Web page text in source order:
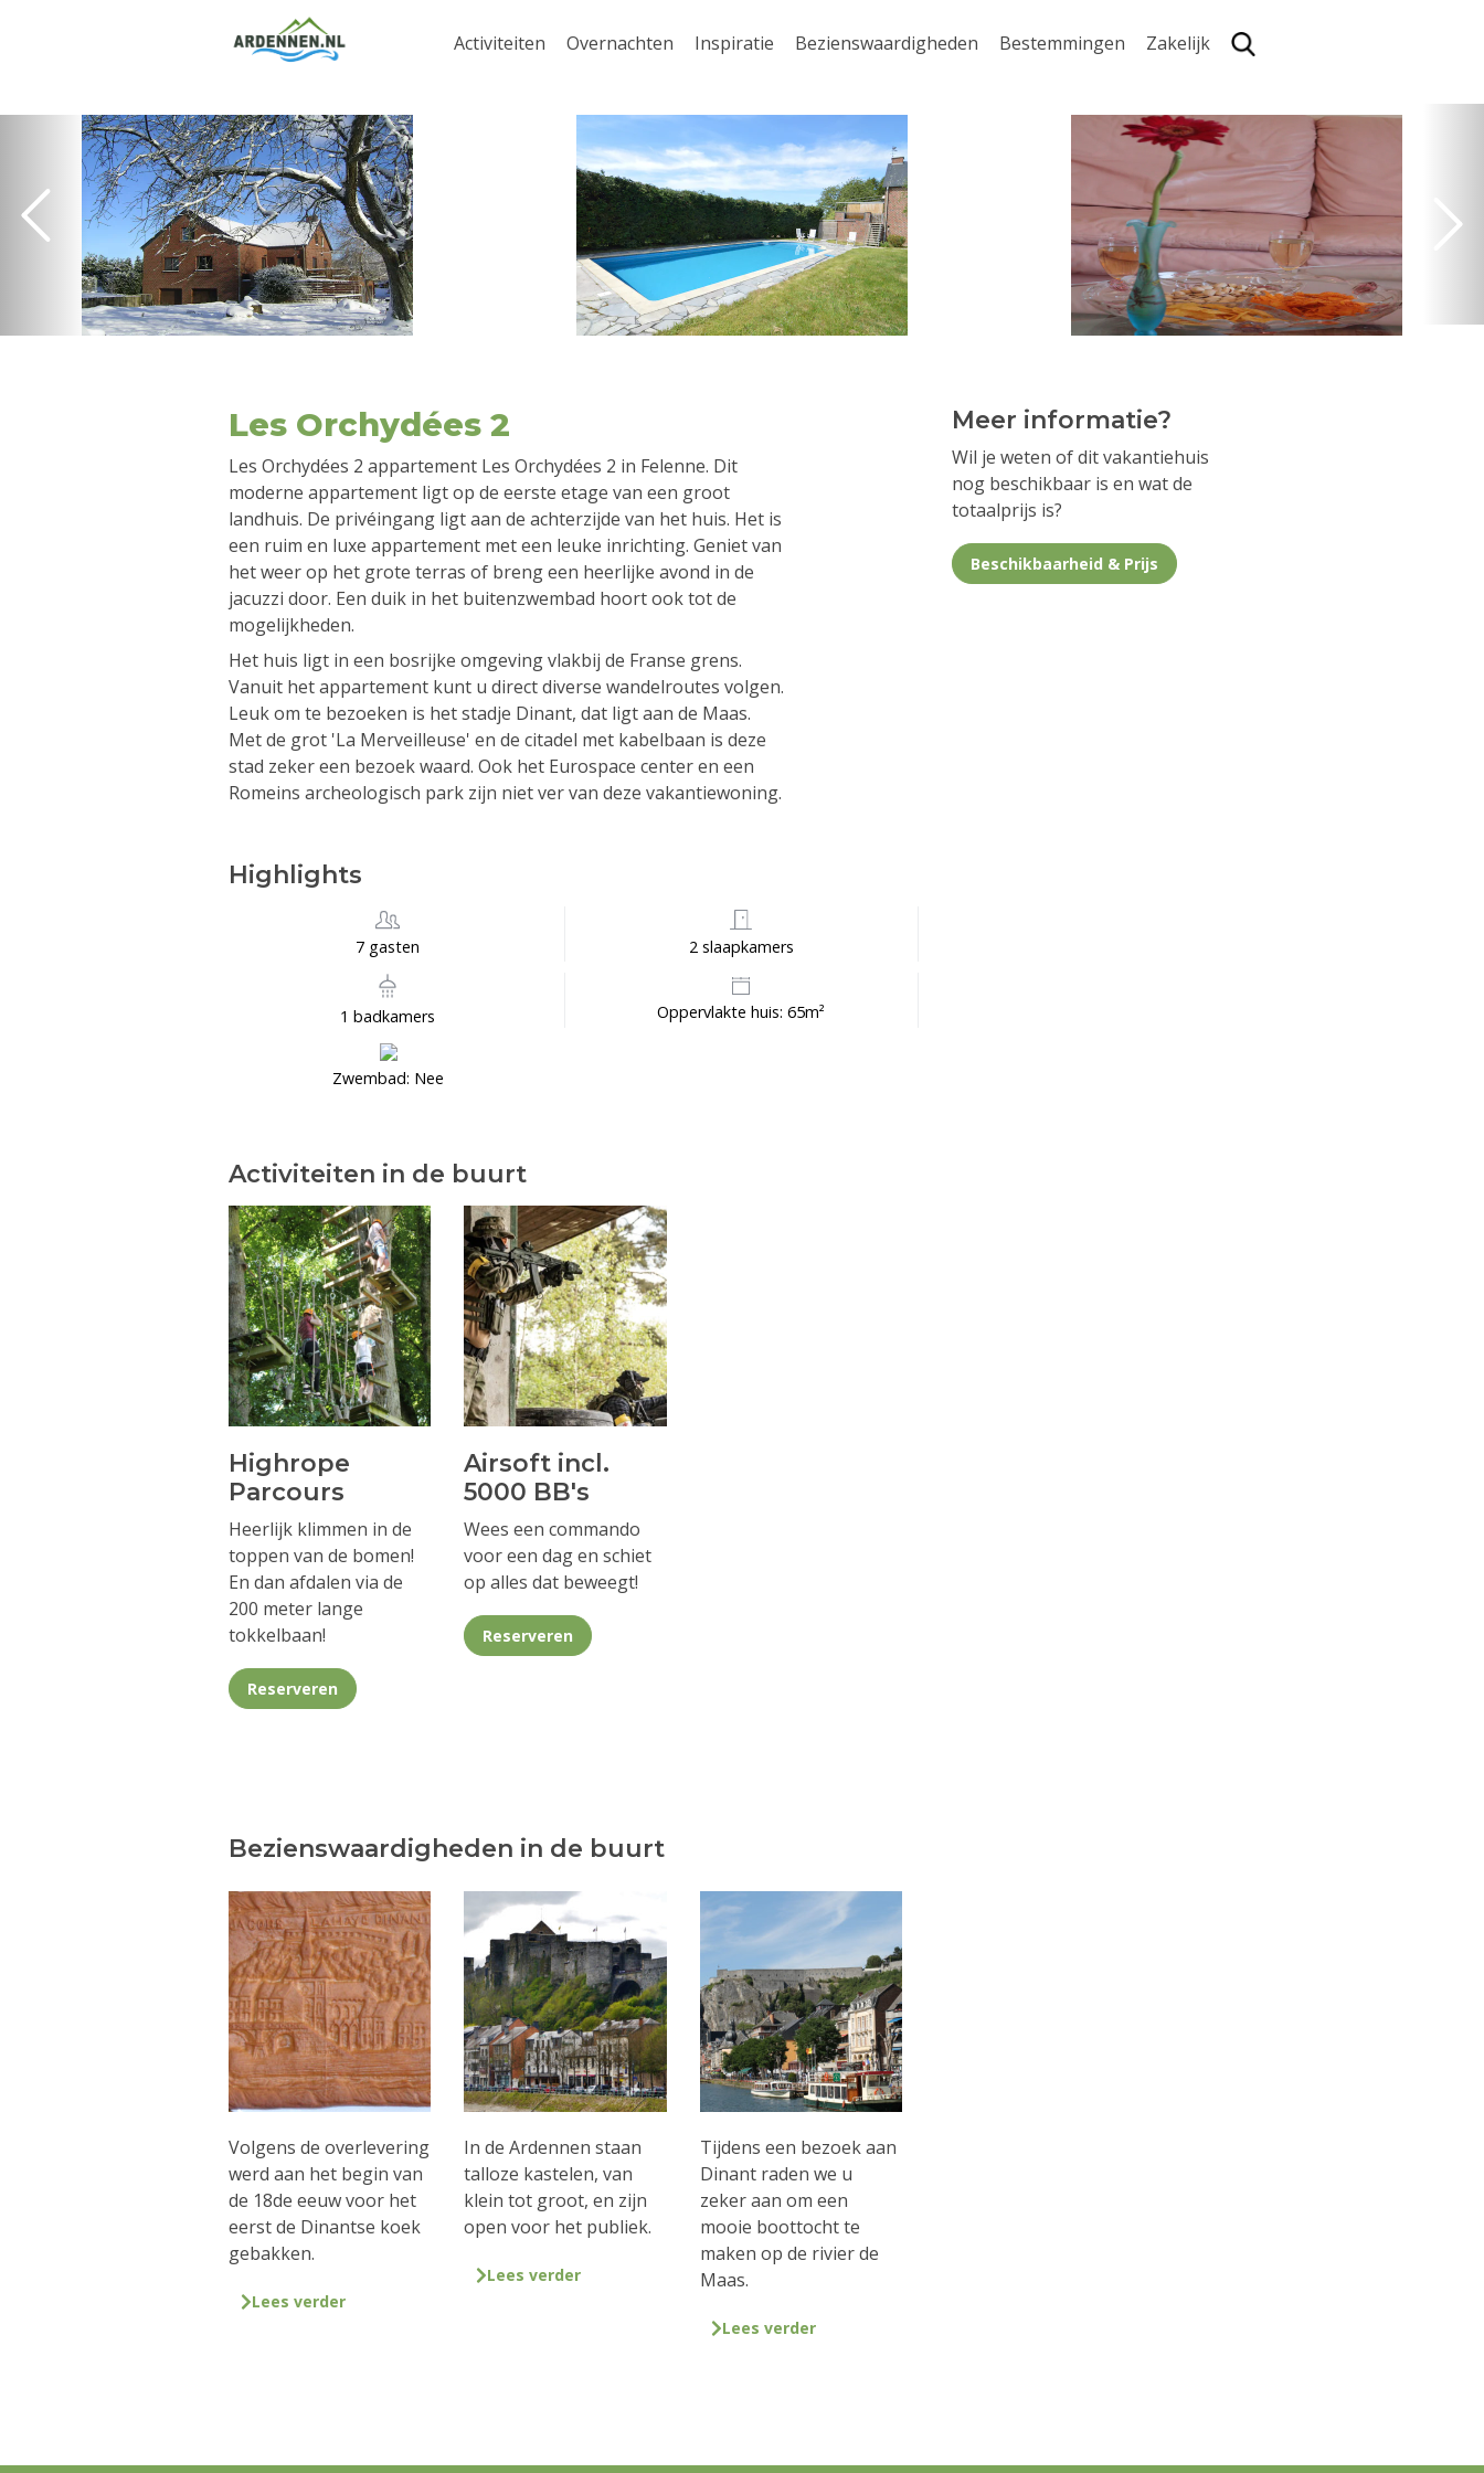
Activiteiten Overnachten Inspiratie Bezienswaardigheden Bestemmingen Zakelijk
Les Orchydées 2
Les Orchydées 2 appartement Les Orchydées 2 in Felenne. Dit
moderne appartement ligt op de eerste etage van een groot
landhuis. De privéingang ligt aan de achterzijde van het huis. Het is
een ruim en luxe appartement met een leuke inrichting. Geniet van
het weer op het grote terras of breng een heerlijke avond in de
jacuzzi door. Een duik in het buitenzwembad hoort ook tot de
mogelijkheden.
Het huis ligt in een bosrijke omgeving vlakbij de Franse grens.
Vanuit het appartement kunt u direct diverse wandelroutes volgen.
Leuk om te bezoeken is het stadje Dinant, dat ligt aan de Maas.
Met de grot 'La Merveilleuse' en de citadel met kabelbaan is deze
stad zeker een bezoek waard. Ook het Eurospace center en een
Romeins archeologisch park zijn niet ver van deze vakantiewoning.
Highlights
7 gasten 2 slaapkamers
1 badkamers Oppervlakte huis: 65m²
Zwembad: Nee
Activiteiten in de buurt
Highrope
Parcours
Heerlijk klimmen in de
toppen van de bomen!
En dan afdalen via de
200 meter lange
tokkelbaan!
Reserveren
Airsoft incl.
5000 BB's
Wees een commando
voor een dag en schiet
op alles dat beweegt!
Reserveren
Bezienswaardigheden in de buurt
Volgens de overlevering
werd aan het begin van
de 18de eeuw voor het
eerst de Dinantse koek
gebakken.
Lees verder
In de Ardennen staan
talloze kastelen, van
klein tot groot, en zijn
open voor het publiek.
Lees verder
Tijdens een bezoek aan
Dinant raden we u
zeker aan om een
mooie boottocht te
maken op de rivier de
Maas.
Lees verder
Meer informatie?
Wil je weten of dit vakantiehuis
nog beschikbaar is en wat de
totaalprijs is?
Beschikbaarheid & Prijs